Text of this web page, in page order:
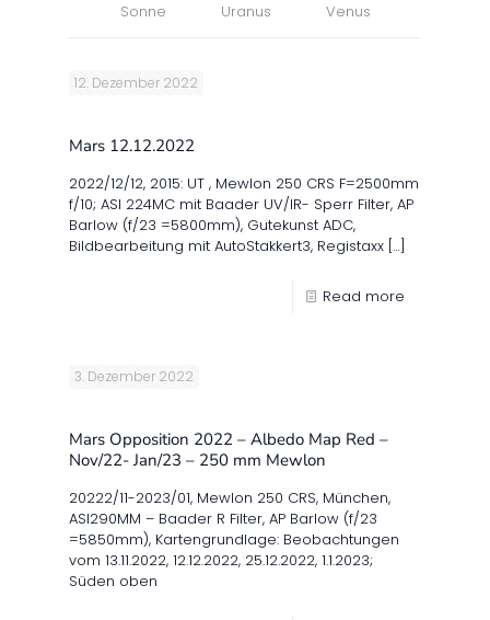
Sonne Uranus Venus
12. Dezember 2022
Mars 12.12.2022
2022/12/12, 2015: UT , Mewlon 250 CRS F=2500mm
f/10; ASI 224MC mit Baader UV/IR- Sperr Filter, AP
Barlow (f/23 =5800mm), Gutekunst ADC,
Bildbearbeitung mit AutoStakkert3, Registaxx […]
Read more
3. Dezember 2022
Mars Opposition 2022 – Albedo Map Red –
Nov/22- Jan/23 – 250 mm Mewlon
20222/11-2023/01, Mewlon 250 CRS, München,
ASI290MM – Baader R Filter, AP Barlow (f/23
=5850mm), Kartengrundlage: Beobachtungen
vom 13.11.2022, 12.12.2022, 25.12.2022, 1.1.2023;
Süden oben